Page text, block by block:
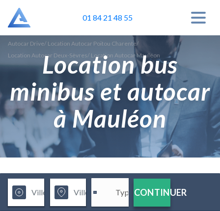
01 84 21 48 55
Autocar Drive/ Location Autocar Poitou Charente/
Location Autocar Deux-Sèvres/ Location Autocar Mauléon
Location bus
minibus et autocar
à Mauléon
CONTINUER